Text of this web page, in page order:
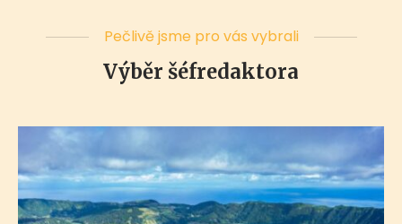
Pečlivě jsme pro vás vybrali
Výběr šéfredaktora